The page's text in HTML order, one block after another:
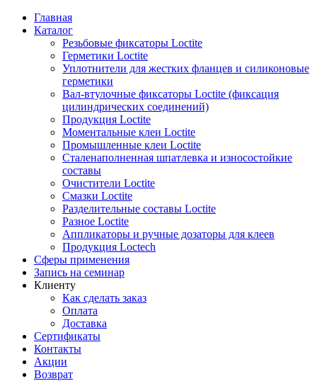
Главная
Каталог
Резьбовые фиксаторы Loctite
Герметики Loctite
Уплотнители для жестких фланцев и силиконовые
герметики
Вал-втулочные фиксаторы Loctite (фиксация
цилиндрических соединений)
Продукция Loctite
Моментальные клеи Loctite
Промышленные клеи Loctite
Сталенаполненная шпатлевка и износостойкие
составы
Очистители Loctite
Смазки Loctite
Разделительные составы Loctite
Разное Loctite
Аппликаторы и ручные дозаторы для клеев
Продукция Loctech
Сферы применения
Запись на семинар
Клиенту
Как сделать заказ
Оплата
Доставка
Сертификаты
Контакты
Акции
Возврат